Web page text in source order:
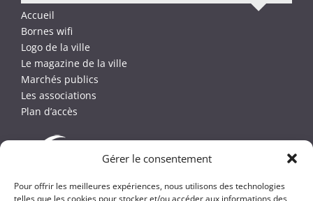
Gérer le consentement
Pour offrir les meilleures expériences, nous utilisons des technologies
telles que les cookies pour stocker et/ou accéder aux informations des
Accueil
Bornes wifi
Logo de la ville
Le magazine de la ville
Marchés publics
Les associations
Plan d’accès